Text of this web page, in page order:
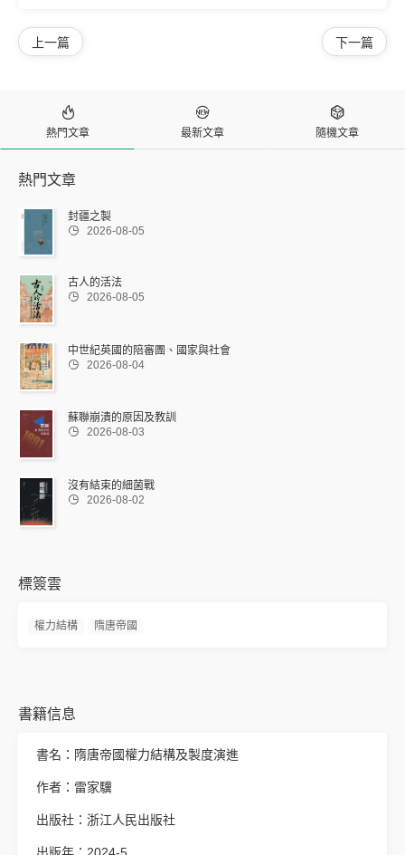
下一篇
上一篇

熱門文章

最新文章

隨機文章
熱門文章
封疆之製
 2026-08-05
古人的活法
 2026-08-05
中世紀英國的陪審團、國家與社會
 2026-08-04
蘇聯崩潰的原因及教訓
 2026-08-03
沒有結束的細菌戰
 2026-08-02
標簽雲
權力結構 隋唐帝國
書籍信息
書名：隋唐帝國權力結構及製度演進
作者：雷家驥
出版社：浙江人民出版社
出版年：2024-5